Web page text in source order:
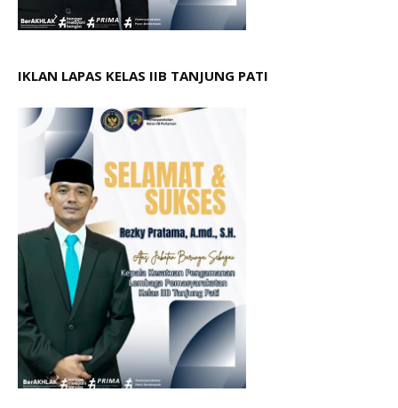
IKLAN LAPAS KELAS IIB TANJUNG PATI